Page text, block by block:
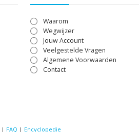
Waarom
Wegwijzer
Jouw Account
Veelgestelde Vragen
Algemene Voorwaarden
Contact
| FAQ | Encyclopedie